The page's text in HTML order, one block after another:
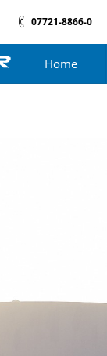
07721-8866-0
Home